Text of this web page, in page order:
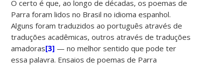
O certo é que, ao longo de décadas, os poemas de
Parra foram lidos no Brasil no idioma espanhol.
Alguns foram traduzidos ao português através de
traduções acadêmicas, outros através de traduções
amadoras[3] — no melhor sentido que pode ter
essa palavra. Ensaios de poemas de Parra